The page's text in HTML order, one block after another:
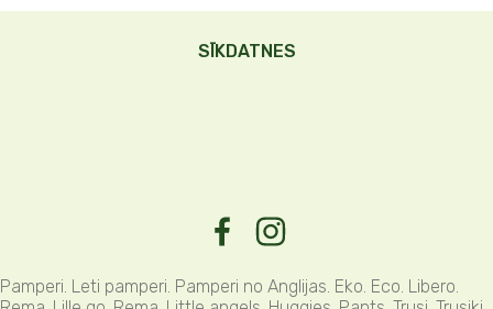
SĪKDATNES
Pamperi. Leti pamperi. Pamperi no Anglijas. Eko. Eco. Libero.